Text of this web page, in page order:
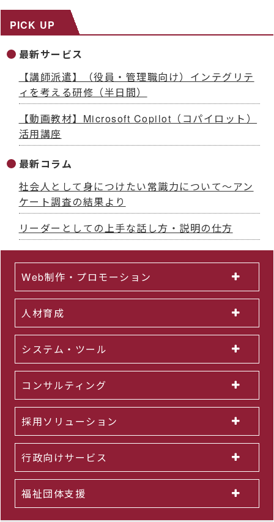
PICK UP
最新サービス
【講師派遣】（役員・管理職向け）インテグリテ
ィを考える研修（半日間）
【動画教材】Microsoft Copilot（コパイロット）
活用講座
最新コラム
社会人として身につけたい常識力について～アン
ケート調査の結果より
リーダーとしての上手な話し方・説明の仕方
Web制作・プロモーション
人材育成
システム・ツール
コンサルティング
採用ソリューション
行政向けサービス
福祉団体支援